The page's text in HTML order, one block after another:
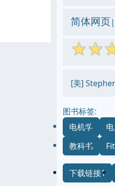
简体网页
☆☆
[美]
图书标签:
电机学
教科书
下载链接1